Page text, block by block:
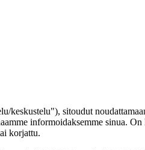
sitoudut
informoidaksemme sinua.
korjattu.